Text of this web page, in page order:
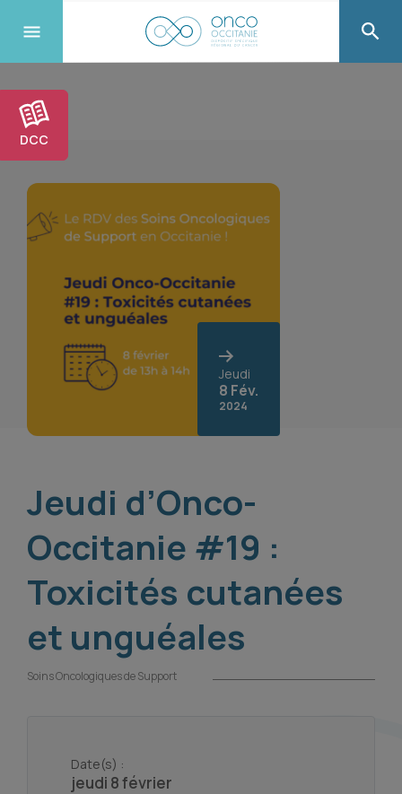
DCC
Jeudi
8 Fév.
2024
Jeudi d’Onco-
Occitanie #19 :
Toxicités cutanées
et unguéales
Soins Oncologiques de Support
Date(s) :
jeudi 8 février